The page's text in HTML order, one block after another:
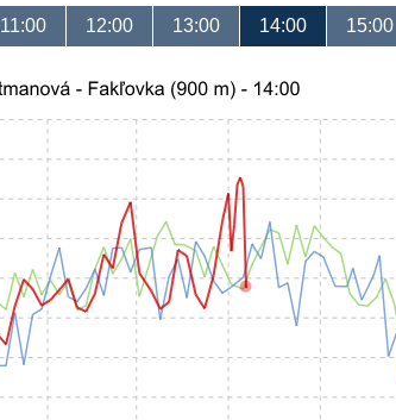
11:00 12:00 13:00 14:00 15:00